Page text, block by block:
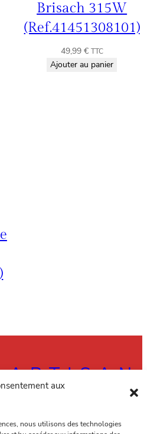
aux
nous utilisons des technologies
Brisach 315W
(Ref.41451308101)
49,99 € TTC
Ajouter au panier
ARTISAN
À
ALBERT